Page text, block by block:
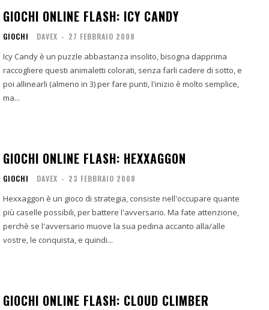
GIOCHI ONLINE FLASH: ICY CANDY
GIOCHI DAVEX - 27 FEBBRAIO 2008
Icy Candy è un puzzle abbastanza insolito, bisogna dapprima
raccogliere questi animaletti colorati, senza farli cadere di sotto, e
poi allinearli (almeno in 3) per fare punti, l'inizio è molto semplice,
ma...
GIOCHI ONLINE FLASH: HEXXAGGON
GIOCHI DAVEX - 23 FEBBRAIO 2008
Hexxaggon è un gioco di strategia, consiste nell'occupare quante
più caselle possibili, per battere l'avversario. Ma fate attenzione,
perchè se l'avversario muove la sua pedina accanto alla/alle
vostre, le conquista, e quindi...
GIOCHI ONLINE FLASH: CLOUD CLIMBER